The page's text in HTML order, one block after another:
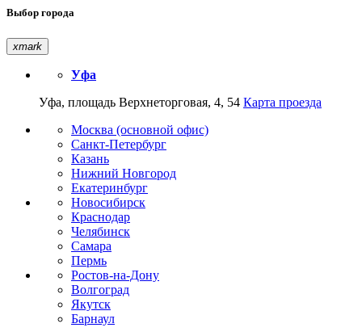
Выбор города
xmark
Уфа
Уфа, площадь Верхнеторговая, 4, 54 Карта проезда
Москва (основной офис)
Санкт-Петербург
Казань
Нижний Новгород
Екатеринбург
Новосибирск
Краснодар
Челябинск
Самара
Пермь
Ростов-на-Дону
Волгоград
Якутск
Барнаул